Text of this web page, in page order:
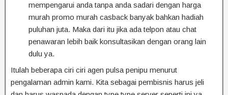
mempengarui anda tanpa anda sadari dengan harga
murah promo murah casback banyak bahkan hadiah
puluhan juta. Maka dari itu jika ada telpon atau chat
penawaran lebih baik konsultasikan dengan orang lain
dulu ya.
Itulah beberapa ciri ciri agen pulsa penipu menurut
pengalaman admin kami. Kita sebagai pembisnis harus jeli